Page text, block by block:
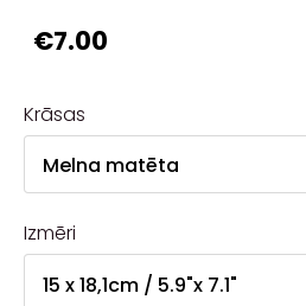
€7.00
Krāsas
Izmēri